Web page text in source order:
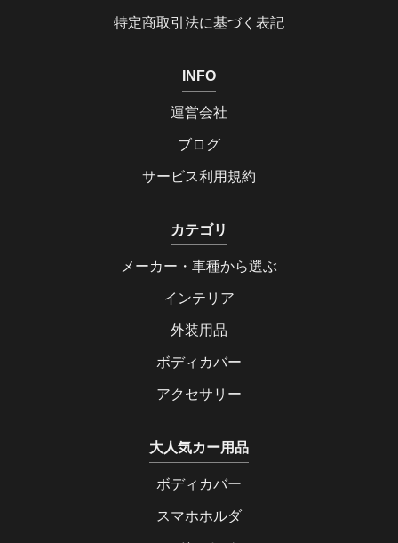
特定商取引法に基づく表記
INFO
運営会社
ブログ
サービス利用規約
カテゴリ
メーカー・車種から選ぶ
インテリア
外装用品
ボディカバー
アクセサリー
大人気カー用品
ボディカバー
スマホホルダ